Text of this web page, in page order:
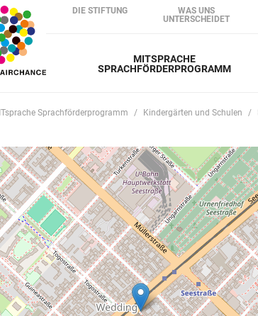
DIE STIFTUNG
WAS UNS
UNTERSCHEIDET
MITSPRACHE
SPRACHFÖRDERPROGRAMM
Sprachförderprogramm Kindergärten und Schulen